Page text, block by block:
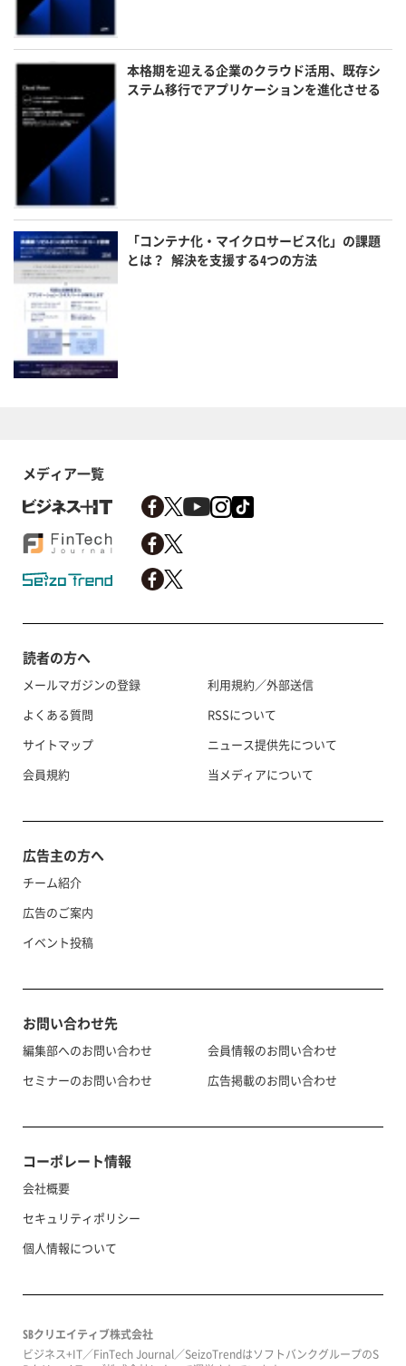
本格期を迎える企業のクラウド活用、既存シ
ステム移行でアプリケーションを進化させる
「コンテナ化・マイクロサービス化」の課題
とは？ 解決を支援する4つの方法
メディア一覧
読者の方へ
メールマガジンの登録
よくある質問
サイトマップ
会員規約
利用規約／外部送信
RSSについて
ニュース提供先について
当メディアについて
広告主の方へ
チーム紹介
広告のご案内
イベント投稿
お問い合わせ先
編集部へのお問い合わせ
セミナーのお問い合わせ
会員情報のお問い合わせ
広告掲載のお問い合わせ
コーポレート情報
会社概要
セキュリティポリシー
個人情報について
SBクリエイティブ株式会社
ビジネス+IT／FinTech Journal／SeizoTrendはソフトバンクグループのS